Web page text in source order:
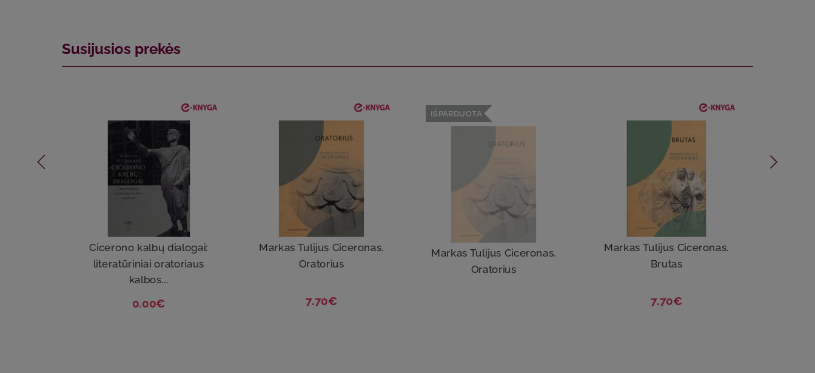
Susijusios prekės
Cicerono kalbų dialogai:
literatūriniai oratoriaus
kalbos...
0.00€
Markas Tulijus Ciceronas.
Oratorius
7.70€
IŠPARDUOTA
Markas Tulijus Ciceronas.
Oratorius
Markas Tulijus Ciceronas.
Brutas
7.70€